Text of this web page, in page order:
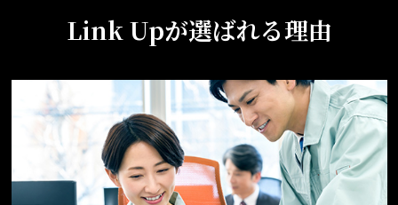
Link Upが選ばれる理由